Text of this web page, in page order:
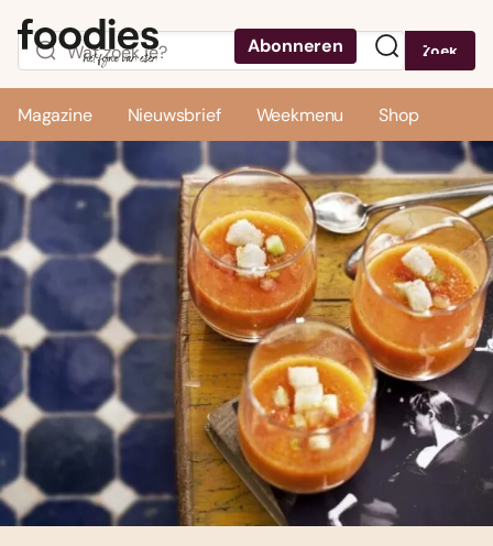
Abonneren Zoek
Magazine Nieuwsbrief Weekmenu Shop